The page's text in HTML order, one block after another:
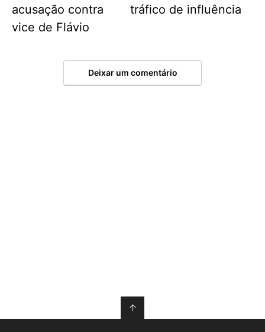
acusação contra
vice de Flávio
tráfico de influência
Deixar um comentário
↑